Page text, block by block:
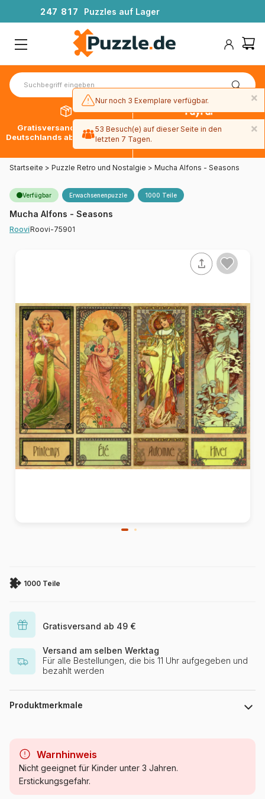
247 81 7 Puzzles auf Lager
Gratisversand innerhalb
Deutschlands ab 49 € mit DPD
30 Tage später bezahlen
Startseite > Puzzle Retro und Nostalgie > Mucha Alfons - Seasons
Verfügbar Erwachsenenpuzzle 1000 Teile
Mucha Alfons - Seasons
RooviRoovi-75901
1000 Teile
Gratisversand ab 49 €
Versand am selben Werktag
Für alle Bestellungen, die bis 11 Uhr aufgegeben und
bezahlt werden
Produktmerkmale
Kategorie Puzzle Retro und Nostalgie
Warnhinweis
Nicht geeignet für Kinder unter 3 Jahren.
Erstickungsgefahr.
×
Nur noch 3 Exemplare verfügbar.
×
53 Besuch(e) auf dieser Seite in den
letzten 7 Tagen.